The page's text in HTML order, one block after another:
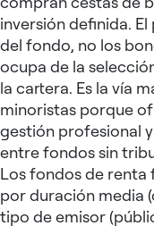
inversión definida.
del fondo, no los
ocupa de la
la cartera. Es la vía
minoristas porque
gestión profesional
entre fondos sin
Los fondos de renta
por duración media
tipo de emisor